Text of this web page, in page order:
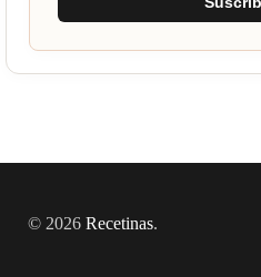
© 2026 Recetinas.